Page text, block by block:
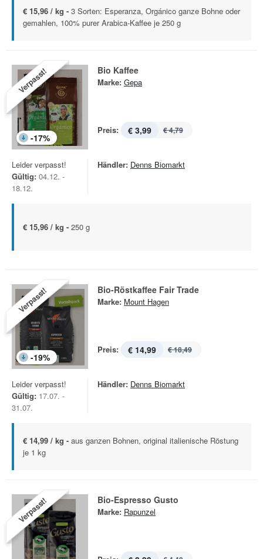
€ 15,96 / kg - 3 Sorten: Esperanza, Orgánico ganze Bohne oder
gemahlen, 100% purer Arabica-Kaffee je 250 g
Verpasst!
-17%
Bio Kaffee
Marke: Gepa
Preis: € 3,99 € 4,79
Leider verpasst!
Gültig: 04.12. -
18.12.
Händler: Denns Biomarkt
€ 15,96 / kg - 250 g
Verpasst!
-19%
Bio-Röstkaffee Fair Trade
Marke: Mount Hagen
Preis: € 14,99 € 18,49
Leider verpasst!
Gültig: 17.07. -
31.07.
Händler: Denns Biomarkt
€ 14,99 / kg - aus ganzen Bohnen, original italienische Röstung
je 1 kg
Verpasst! Bio-Espresso Gusto
Marke: Rapunzel